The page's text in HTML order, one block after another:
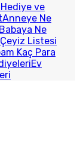
ve
Anneye Ne
Babaya Ne
Çeyiz Listesi
Kaç Para
Ev